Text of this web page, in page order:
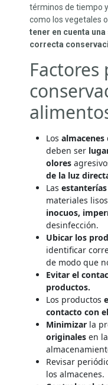
términos de tiempo
como los vegetales
tener en cuenta
correcta
Factores
Los almacenes
deben ser
olores
de la luz
Las estanterías
materiales
inocuos,
desinfección.
Ubicar los
identificar
de modo que
Evitar el
productos.
Los productos
contacto con
Minimizar la
originales en
Revisar
los almacenes.